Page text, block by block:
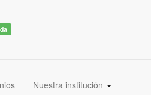
Nuestra institución